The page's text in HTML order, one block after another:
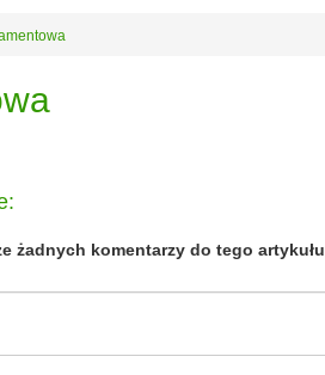
żadnych komentarzy do tego artykułu